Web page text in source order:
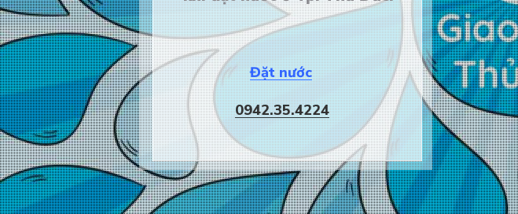
Đặt nước
0942.35.4224